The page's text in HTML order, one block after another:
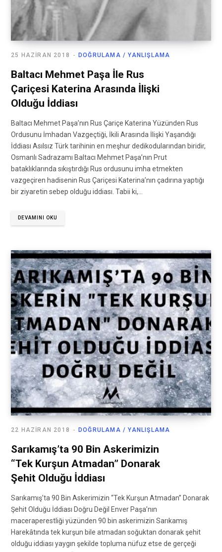
DOĞRULAMA / YANLIŞLAMA
25 HAZIRAN 2018
Baltacı Mehmet Paşa İle Rus
Çariçesi Katerina Arasında İlişki
Olduğu İddiası
Baltacı Mehmet Paşa’nın Rus Çariçe Katerina Yüzünden Rus
Ordusunu İmhadan Vazgeçtiği, İkili Arasında İlişki Yaşandığı
İddiası Asılsız Türk tarihinin en meşhur dedikodularından biridir,
Osmanlı Sadrazamı Baltacı Mehmet Paşa’nın Prut
bataklıklarında sıkıştırdığı Rus ordusunu imha etmekten
vazgeçiren hadisenin Rus Çariçesi Katerina’nın çadırına yaptığı
bir ziyaretin sebep olduğu iddiası. Tabii ki,…
DEVAMINI OKU
DOĞRULAMA / YANLIŞLAMA
22 HAZIRAN 2018
Sarıkamış’ta 90 Bin Askerimizin
“Tek Kurşun Atmadan” Donarak
Şehit Olduğu İddiası
Sarıkamış’ta 90 Bin Askerimizin “Tek Kurşun Atmadan” Donarak
Şehit Olduğu İddiası Doğru Değil Enver Paşa’nın
maceraperestliği yüzünden 90 bin askerimizin Sarıkamış
Harekâtında tek kurşun bile atmadan soğuktan donarak şehit
olduğu iddiası yaygın şekilde topluma nüfuz etse de gerçeği